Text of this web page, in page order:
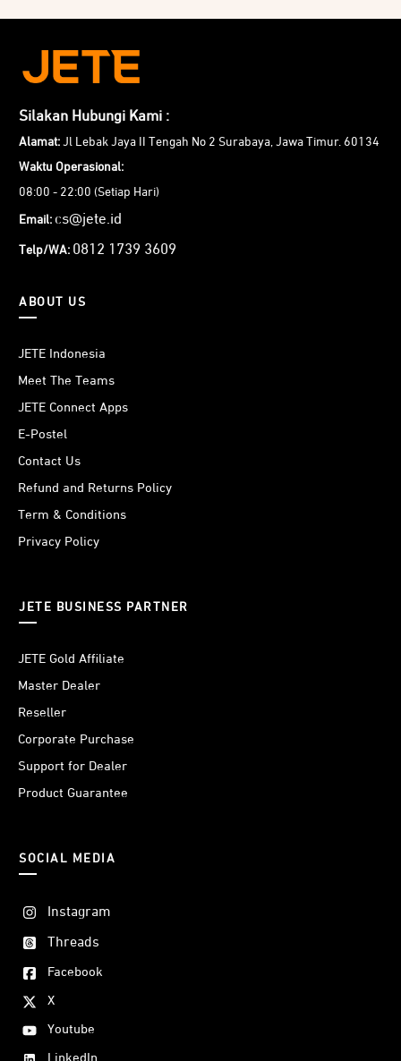
Silakan Hubungi Kami :
Alamat: Jl Lebak Jaya II Tengah No 2 Surabaya, Jawa Timur. 60134
Waktu Operasional:
08:00 - 22:00 (Setiap Hari)
Email: cs@jete.id
Telp/WA: 0812 1739 3609
ABOUT US
JETE Indonesia
Meet The Teams
JETE Connect Apps
E-Postel
Contact Us
Refund and Returns Policy
Term & Conditions
Privacy Policy
JETE BUSINESS PARTNER
JETE Gold Affiliate
Master Dealer
Reseller
Corporate Purchase
Support for Dealer
Product Guarantee
SOCIAL MEDIA
Instagram
Threads
Facebook
X
Youtube
LinkedIn